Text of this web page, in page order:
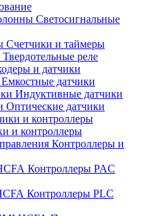
Светосигнальные
Счетчики и таймеры
Твердотельные реле
и датчики
Емкостные датчики
Индуктивные датчики
Оптические датчики
и контроллеры
Контроллеры и
Контроллеры PAC
Контроллеры PLC